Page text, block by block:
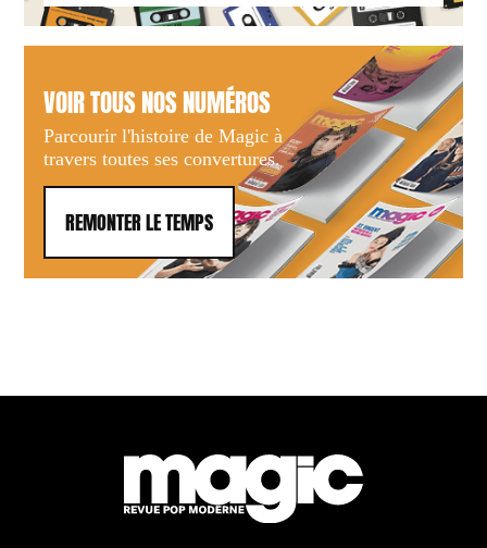
VOIR TOUS NOS NUMÉROS
Parcourir l'histoire de Magic à
travers toutes ses convertures.
REMONTER LE TEMPS